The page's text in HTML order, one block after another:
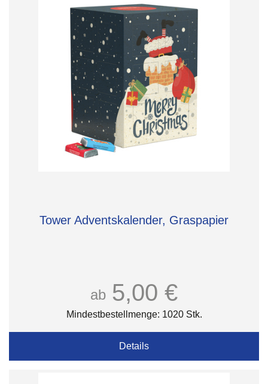
Tower Adventskalender, Graspapier
ab 5,00 €
Mindestbestellmenge: 1020 Stk.
Details